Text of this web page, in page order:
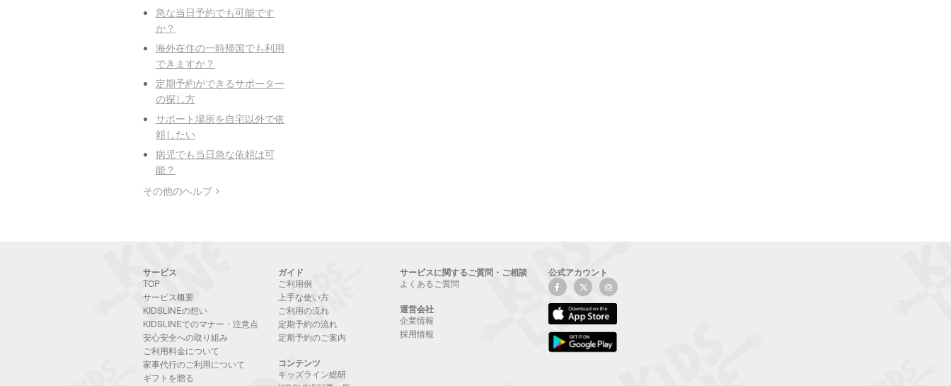
急な当日予約でも可能です
か？
海外在住の一時帰国でも利用
できますか？
定期予約ができるサポーター
の探し方
サポート場所を自宅以外で依
頼したい
病児でも当日急な依頼は可
能？
その他のヘルプ
サービス
TOP
サービス概要
KIDSLINEの想い
KIDSLINEでのマナー・注意点
安心安全への取り組み
ご利用料金について
家事代行のご利用について
ギフトを贈る
ガイド
ご利用例
上手な使い方
ご利用の流れ
定期予約の流れ
定期予約のご案内
コンテンツ
キッズライン総研
サービスに関するご質問・ご相談
よくあるご質問
運営会社
企業情報
採用情報
公式アカウント